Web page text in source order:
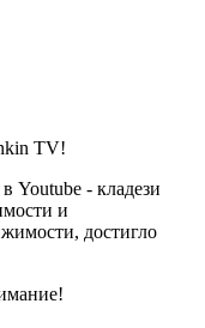
TV!
Youtube - кладези
и
достигло